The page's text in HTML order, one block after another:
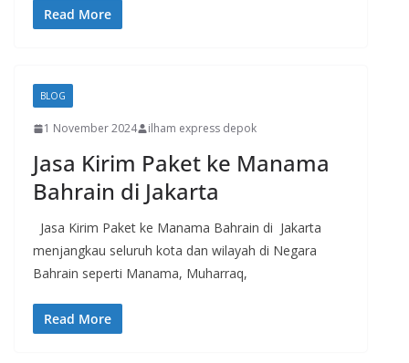
Read More
BLOG
1 November 2024 ilham express depok
Jasa Kirim Paket ke Manama
Bahrain di Jakarta
Jasa Kirim Paket ke Manama Bahrain di Jakarta
menjangkau seluruh kota dan wilayah di Negara
Bahrain seperti Manama, Muharraq,
Read More